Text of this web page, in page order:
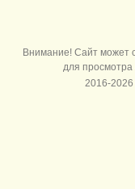
Внимание! Сайт может
для
2016-